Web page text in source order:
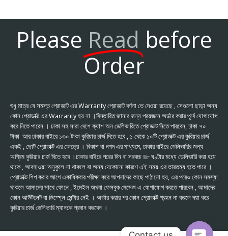
Please Read before
Order
শুধু মাত্র যে সমস্ত প্রোডাক্ট এর Warranty প্রোডাক্ট বর্ণনা তে দেওয়া রয়েছে , সেগুলো ছাড়া অন্য
কোন প্রোডাক্ট এর Warranty হয় না ।বিস্তারিত জানার জন্য প্রয়জনে অর্ডার করার পূর্বে যোগাযোগ
করে নিতে পারেন । ঢাকা সহ সারা দেশে ক্যাশ অন ডেলিভারিতে প্রোডাক্ট নিতে পারবেন, ঢাকা ৭০
টাকা আর ঢাকার বাইরে ১৩০ টাকা কুরিয়ার চার্জ দিতে হবে , ১ থেকে ১০টি প্রোডাক্ট এর কুরিয়ার চার্জ
একই , ছোট প্রোডাক্ট এর ক্ষেত্রে । বিকাশ বা নগদ এর মাধ্যমে, ঢাকার বাইরে ডেলিভারির জন্য
অগ্রিম কুরিয়ার চার্জ দিতে হবে ।ঢাকার বাইরে পরের দিন বা সরবচ্চ ৪৮ ঘণ্টার মধ্যে ডেলিভারি করা হয়ে
থাকে , আবহাওয়া অনুকুলে না থাকলে বা অন্য যেকোনো কারণে এই সময় এর তারতম্য হতে পারে ।
প্রোডাক্ট শিপ করার আগে একাধিকবার পরীক্ষা করে আপনাদের কাছে পাঠানো হয়, এর পরেও কোন সমস্যা
থাকলে আমাদের সাথে ফোনে , ইমেইল অথবা ফেসবুক মেসেজ এ যোগাযোগ করতে পারবেন , আমাদের
কোন আউটলেট বা ডিস্প্লে সেন্টার নেই । অর্ডার করার পর কোন প্রোডাক্ট গ্রহন না করলে দয়া করে
কুরিয়ার চার্জ ডেলিভারি ম্যানকে প্রদান করবেন ।